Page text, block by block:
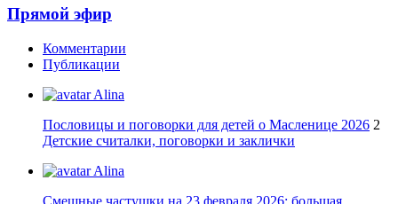
Прямой эфир
Комментарии
Публикации
Alina
Пословицы и поговорки для детей о Масленице 2026 2
Детские считалки, поговорки и заклички
Alina
Смешные частушки на 23 февраля 2026: большая